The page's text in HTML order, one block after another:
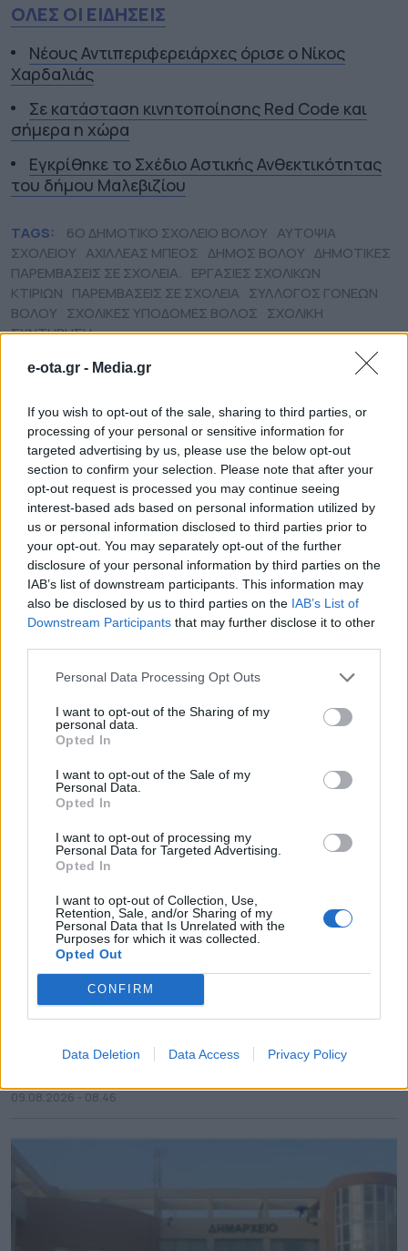
e-ota.gr - Media.gr
If you wish to opt-out of the sale, sharing to third parties, or
processing of your personal or sensitive information for
targeted advertising by us, please use the below opt-out
section to confirm your selection. Please note that after your
opt-out request is processed you may continue seeing
interest-based ads based on personal information utilized by
us or personal information disclosed to third parties prior to
your opt-out. You may separately opt-out of the further
disclosure of your personal information by third parties on the
IAB’s list of downstream participants. This information may
also be disclosed by us to third parties on the IAB’s List of
Downstream Participants that may further disclose it to other
Personal Data Processing Opt Outs
I want to opt-out of the Sharing of my
personal data.
Opted In
I want to opt-out of the Sale of my
Personal Data.
Opted In
I want to opt-out of processing my
Personal Data for Targeted Advertising.
Opted In
I want to opt-out of Collection, Use,
Retention, Sale, and/or Sharing of my
Personal Data that Is Unrelated with the
Purposes for which it was collected.
Opted Out
CONFIRM
Data Deletion Data Access Privacy Policy
ΟΛΕΣ ΟΙ ΕΙΔΗΣΕΙΣ
Νέους Αντιπεριφερειάρχες όρισε ο Νίκος
Χαρδαλιάς
Σε κατάσταση κινητοποίησης Red Code και
σήμερα η χώρα
Εγκρίθηκε το Σχέδιο Αστικής Ανθεκτικότητας
του δήμου Μαλεβιζίου
TAGS: 6Ο ΔΗΜΟΤΙΚΟ ΣΧΟΛΕΙΟ ΒΟΛΟΥ ΑΥΤΟΨΙΑ
ΣΧΟΛΕΙΟΥ ΑΧΙΛΛΕΑΣ ΜΠΕΟΣ ΔΗΜΟΣ ΒΟΛΟΥ ΔΗΜΟΤΙΚΕΣ
ΠΑΡΕΜΒΑΣΕΙΣ ΣΕ ΣΧΟΛΕΙΑ. ΕΡΓΑΣΙΕΣ ΣΧΟΛΙΚΩΝ
ΚΤΙΡΙΩΝ ΠΑΡΕΜΒΑΣΕΙΣ ΣΕ ΣΧΟΛΕΙΑ ΣΥΛΛΟΓΟΣ ΓΟΝΕΩΝ
ΒΟΛΟΥ ΣΧΟΛΙΚΕΣ ΥΠΟΔΟΜΕΣ ΒΟΛΟΣ ΣΧΟΛΙΚΗ
ΣΥΝΤΗΡΗΣΗ
ΔΗΜΟΙ
Νέους Αντιπεριφερειάρχες όρισε ο Νίκος
Χαρδαλιάς
Σε κατάσταση κινητοποίησης Red Code και
09.08.2026 - 08.46